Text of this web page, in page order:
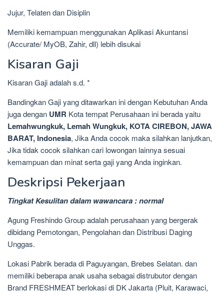
Jujur, Telaten dan Disiplin
Memiliki kemampuan menggunakan Aplikasi Akuntansi
(Accurate/ MyOB, Zahir, dll) lebih disukai
Kisaran Gaji
Kisaran Gaji adalah s.d. *
Bandingkan Gaji yang ditawarkan ini dengan Kebutuhan Anda
juga dengan UMR Kota tempat Perusahaan ini berada yaitu
Lemahwungkuk, Lemah Wungkuk, KOTA CIREBON, JAWA
BARAT, Indonesia, Jika Anda cocok maka silahkan lanjutkan,
Jika tidak cocok silahkan cari lowongan lainnya sesuai
kemampuan dan minat serta gaji yang Anda inginkan.
Deskripsi Pekerjaan
Tingkat Kesulitan dalam wawancara : normal
Agung Freshindo Group adalah perusahaan yang bergerak
dibidang Pemotongan, Pengolahan dan Distribusi Daging
Unggas.
Lokasi Pabrik berada di Paguyangan, Brebes Selatan. dan
memiliki beberapa anak usaha sebagai distrubutor dengan
Brand FRESHMEAT berlokasi di DK Jakarta (Pluit, Karawaci,